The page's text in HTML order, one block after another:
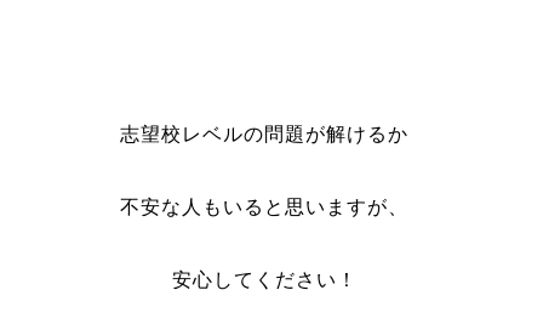
志望校レベルの問題が解けるか
不安な人もいると思いますが、
安心してください！